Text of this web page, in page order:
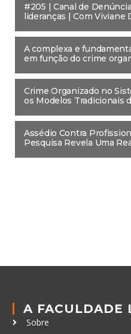
#205 | Canal de
lideranças | Com Viviane
A complexa e
em função do crime
Crime Organizado no
os Modelos Tradicionais
Assédio Contra
Pesquisa Revela Uma
A FACULDADE
Sobre